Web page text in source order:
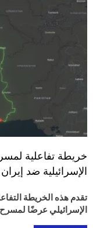
خريطة تفاعلية
الإسرائيلية ضد إيران
تقدم هذه الخريطة
الإسرائيلي عرضًا